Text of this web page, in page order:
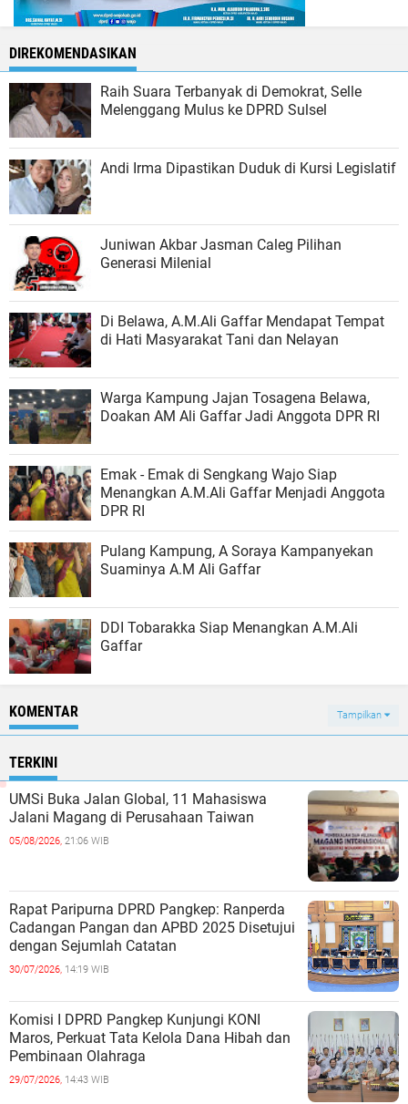
DIREKOMENDASIKAN
Raih Suara Terbanyak di Demokrat, Selle
Melenggang Mulus ke DPRD Sulsel
Andi Irma Dipastikan Duduk di Kursi Legislatif
Juniwan Akbar Jasman Caleg Pilihan
Generasi Milenial
Di Belawa, A.M.Ali Gaffar Mendapat Tempat
di Hati Masyarakat Tani dan Nelayan
Warga Kampung Jajan Tosagena Belawa,
Doakan AM Ali Gaffar Jadi Anggota DPR RI
Emak - Emak di Sengkang Wajo Siap
Menangkan A.M.Ali Gaffar Menjadi Anggota
DPR RI
Pulang Kampung, A Soraya Kampanyekan
Suaminya A.M Ali Gaffar
DDI Tobarakka Siap Menangkan A.M.Ali
Gaffar
KOMENTAR Tampilkan
TERKINI
UMSi Buka Jalan Global, 11 Mahasiswa
Jalani Magang di Perusahaan Taiwan
05/08/2026, 21:06 WIB
Rapat Paripurna DPRD Pangkep: Ranperda
Cadangan Pangan dan APBD 2025 Disetujui
dengan Sejumlah Catatan
30/07/2026, 14:19 WIB
Komisi I DPRD Pangkep Kunjungi KONI
Maros, Perkuat Tata Kelola Dana Hibah dan
Pembinaan Olahraga
29/07/2026, 14:43 WIB